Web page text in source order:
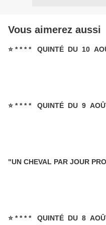
Vous aimerez aussi
"UN CHEVAL PAR JOUR